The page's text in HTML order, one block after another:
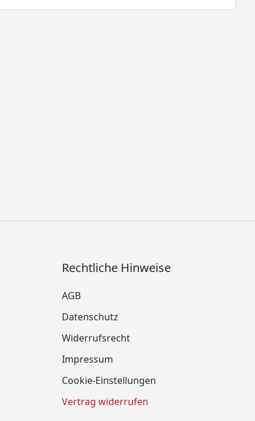
Rechtliche Hinweise
AGB
Datenschutz
Widerrufsrecht
Impressum
Cookie-Einstellungen
Vertrag widerrufen